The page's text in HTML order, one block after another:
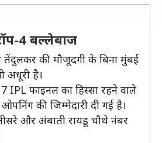
4 बल्लेबाज
तेंदुलकर की मौजूदगी के बिना मुंबई
अधूरी है।
IPL फाइनल का हिस्सा रहने वाले
की जिम्मेदारी दी गई है।
और अंबाती रायडू चौथे नंबर